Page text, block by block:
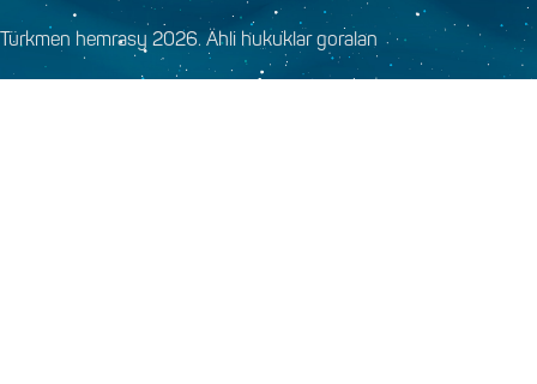
Türkmen hemrasy 2026. Ähli hukuklar goralan